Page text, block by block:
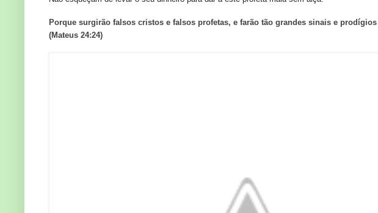
Porque surgirão falsos cristos e falsos profetas, e farão tão grandes sinais e
(Mateus 24:24)